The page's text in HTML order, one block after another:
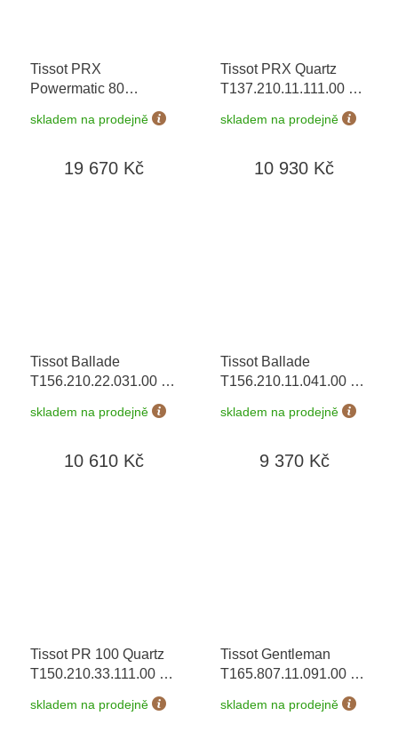
Tissot PRX
Powermatic 80
T137.407.11.351.01+
prodloužená záruka 5
do 90 dní
skladem na prodejně
19 670 Kč
Tissot PRX Quartz
T137.210.11.111.00 +
prodloužená záruka 5
let + 5 let na výměnu
možnost výměny do 90
skladem na prodejně
10 930 Kč
Tissot Ballade
T156.210.22.031.00 +
prodloužená záruka 5
let + možnost výměny
výměnu baterie zdarma
skladem na prodejně
10 610 Kč
Tissot Ballade
T156.210.11.041.00 +
prodloužená záruka 5
let + možnost výměny
výměnu baterie zdarma
skladem na prodejně
9 370 Kč
Tissot PR 100 Quartz
T150.210.33.111.00 +
prodloužená záruka 5
let + možnost výměny
skladem na prodejně
Tissot Gentleman
T165.807.11.091.00 +
prodloužená záruka 5
let + možnost výměny
skladem na prodejně